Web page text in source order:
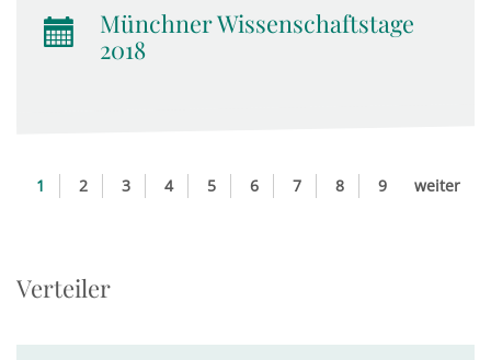
Münchner Wissenschaftstage
2018
1 2 3 4 5 6 7 8 9 weiter
Verteiler